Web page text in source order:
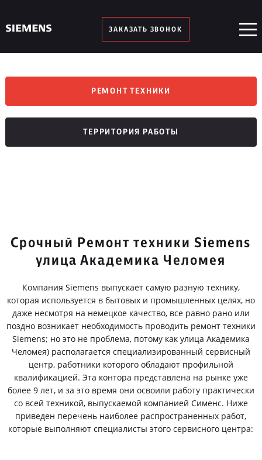
ЗАКАЗАТЬ ЗВОНОК
РЕМОНТ ТЕХНИКИ
ТЕРРИТОРИЯ РАБОТЫ
Срочный Ремонт техники Siemens
улица Академика Челомея
Компания Siemens выпускает самую разную технику,
которая используется в бытовых и промышленных целях, но
даже несмотря на немецкое качество, все равно рано или
поздно возникает необходимость проводить ремонт техники
Siemens; но это не проблема, потому как улица Академика
Челомея) располагается специализированный сервисный
центр, работники которого обладают профильной
квалификацией. Эта контора представлена на рынке уже
более 9 лет, и за это время они освоили работу практически
со всей техникой, выпускаемой компанией Сименс. Ниже
приведен перечень наиболее распространенных работ,
которые выполняют специалисты этого сервисного центра: